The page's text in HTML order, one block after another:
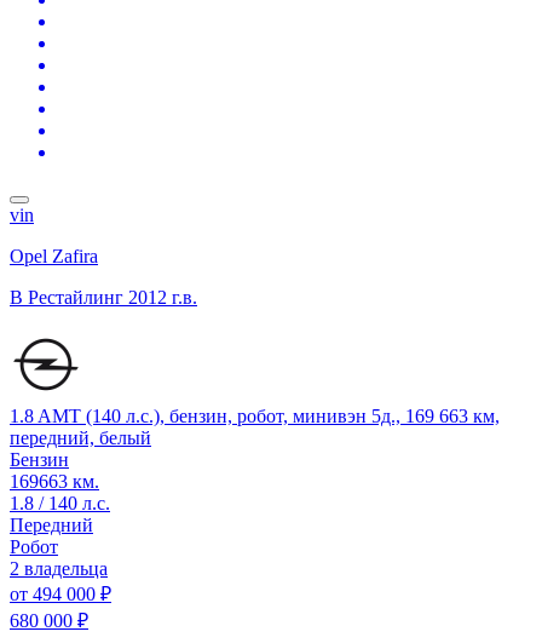
vin
Opel Zafira
B Рестайлинг 2012 г.в.
1.8 AMT (140 л.с.), бензин, робот, минивэн 5д., 169 663 км,
передний, белый
Бензин
169663 км.
1.8 / 140 л.с.
Передний
Робот
2 владельца
от 494 000 ₽
680 000 ₽